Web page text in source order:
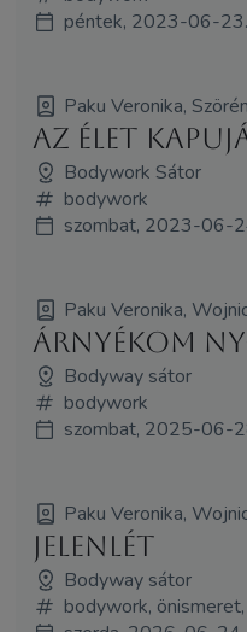
péntek, 2023-06-
Paku Veronika,
Az Élet
Bodywork Sátor
bodywork
szombat, 2023-06-
Paku Veronika,
Árnyékom
Bodyway sátor
bodywork
szombat, 2025-06-
Paku Veronika,
Jelenlét
Bodyway sátor
bodywork,